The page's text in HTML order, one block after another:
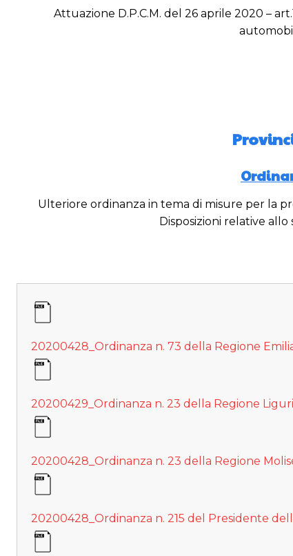
Attuazione D.P.C.M. del 26 aprile 2020 –
Ulteriore ordinanza in tema di misure per la
Disposizioni relative
20200428_Ordinanza n. 73 della Regione
20200429_Ordinanza n. 23 della Regione
20200428_Ordinanza n. 23 della Regione
20200428_Ordinanza n. 215 del Presidente